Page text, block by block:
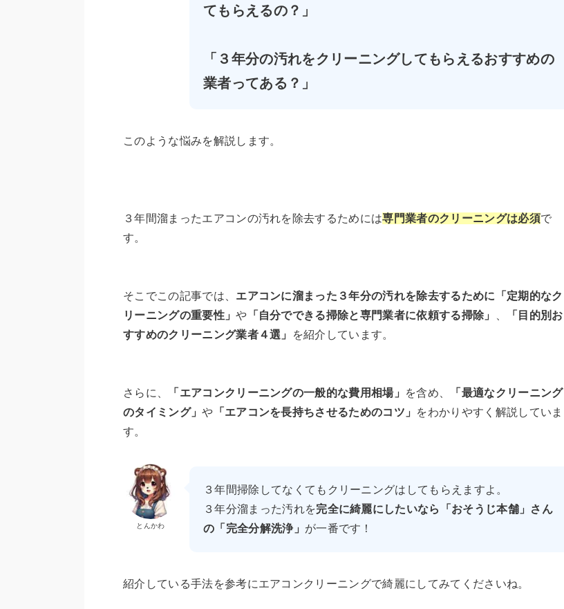
てもらえるの？」
「３年分の汚れをクリーニングしてもらえるおすすめの
業者ってある？」
このような悩みを解説します。
３年間溜まったエアコンの汚れを除去するためには専門業者のクリーニングは必須で
す。
そこでこの記事では、 エアコンに溜まった３年分の汚れを除去するために「定期的なク
リーニングの重要性」や 「自分でできる掃除と専門業者に依頼する掃除」
「目的別お
すすめのクリーニング業者４選」
を紹介しています。
さらに、 「エアコンクリーニングの一般的な費用相場」 を含め、
「最適なクリーニング
のタイミング」や 「エアコンを長持ちさせるためのコツ」 をわかりやすく解説していま
す。
とんかわ
３年間掃除してなくてもクリーニングはしてもらえますよ。
３年分溜まった汚れを完全に綺麗にしたいなら「おそうじ本舗」さん
の「完全分解洗浄」 が一番です！
紹介している手法を参考にエアコンクリーニングで綺麗にしてみてくださいね。